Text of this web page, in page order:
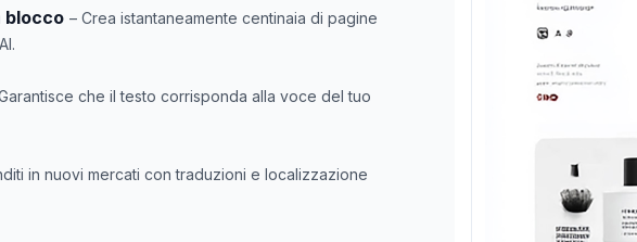
blocco – Crea istantaneamente centinaia di pagine
che il testo corrisponda alla voce del tuo
in nuovi mercati con traduzioni e localizzazione